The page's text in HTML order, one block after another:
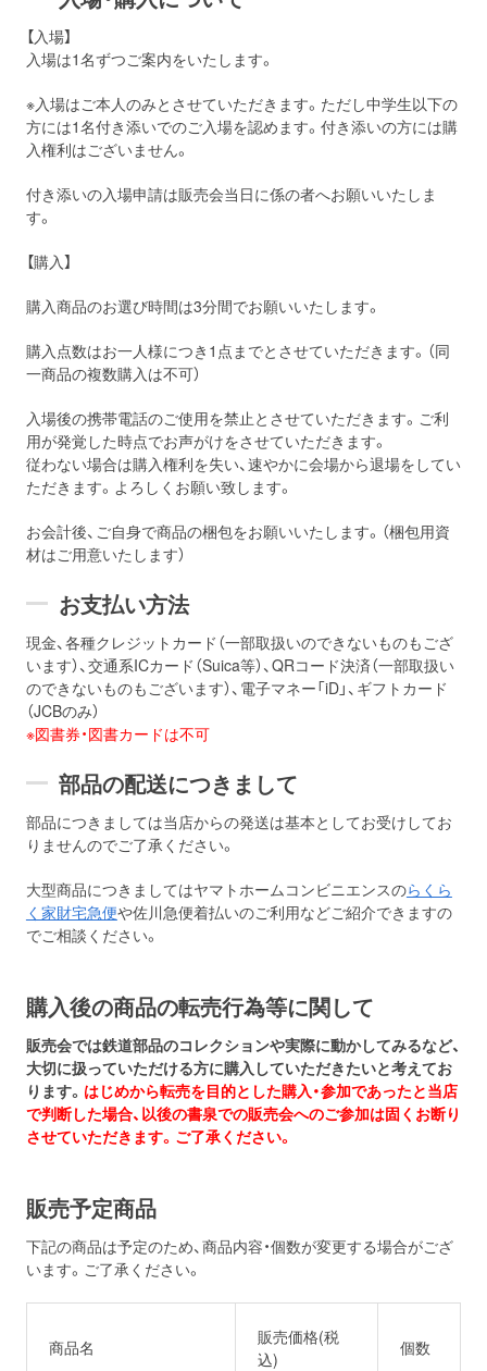
【入場】
入場は1名ずつご案内をいたします。
※入場はご本人のみとさせていただきます。ただし中学生以下の
方には1名付き添いでのご入場を認めます。付き添いの方には購
入権利はございません。
付き添いの入場申請は販売会当日に係の者へお願いいたしま
す。
【購入】
購入商品のお選び時間は3分間でお願いいたします。
購入点数はお一人様につき1点までとさせていただきます。（同
一商品の複数購入は不可）
入場後の携帯電話のご使用を禁止とさせていただきます。ご利
用が発覚した時点でお声がけをさせていただきます。
従わない場合は購入権利を失い、速やかに会場から退場をしてい
ただきます。よろしくお願い致します。
お会計後、ご自身で商品の梱包をお願いいたします。（梱包用資
材はご用意いたします）
お支払い方法
現金、各種クレジットカード（一部取扱いのできないものもござ
います）、交通系ICカード（Suica等）、QRコード決済（一部取扱い
のできないものもございます）、電子マネー「iD」、ギフトカード
（JCBのみ）
※図書券・図書カードは不可
部品の配送につきまして
部品につきましては当店からの発送は基本としてお受けしてお
りませんのでご了承ください。
大型商品につきましてはヤマトホームコンビニエンスのらくら
く家財宅急便や佐川急便着払いのご利用などご紹介できますの
でご相談ください。
購入後の商品の転売行為等に関して
販売会では鉄道部品のコレクションや実際に動かしてみるなど、
大切に扱っていただける方に購入していただきたいと考えてお
ります。 はじめから転売を目的とした購入・参加であったと当店
で判断した場合、以後の書泉での販売会へのご参加は固くお断り
させていただきます。ご了承ください。
販売予定商品
下記の商品は予定のため、商品内容・個数が変更する場合がござ
います。ご了承ください。
商品名
販売価格(税
込)
個数